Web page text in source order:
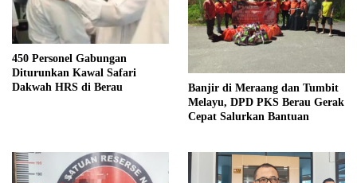
450 Personel Gabungan
Diturunkan Kawal Safari
Dakwah HRS di Berau
Banjir di Meraang dan Tumbit
Melayu, DPD PKS Berau Gerak
Cepat Salurkan Bantuan